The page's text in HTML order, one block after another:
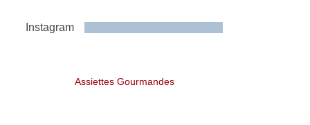
Instagram
Assiettes Gourmandes